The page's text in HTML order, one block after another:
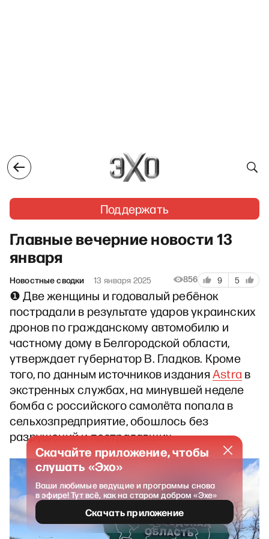
Поддержать
Главные вечерние новости 13
января
Новостные сводки 13 января 2025 856 9 5
❶ Две женщины и годовалый ребёнок
пострадали в результате ударов украинских
дронов по гражданскому автомобилю и
частному дому в Белгородской области,
утверждает губернатор В. Гладков. Кроме
того, по данным источников изданияAstra в
экстренных службах, на минувшей неделе
бомба с российского самолёта попала в
сельхозпредприятие, обошлось без
разрушений и пострадавших.
Скачайте приложение, чтобы
слушать «Эхо»
Ваши любимые ведущие и программы снова
в эфире! Тут всё, как на старом добром «Эхе»
Скачать приложение